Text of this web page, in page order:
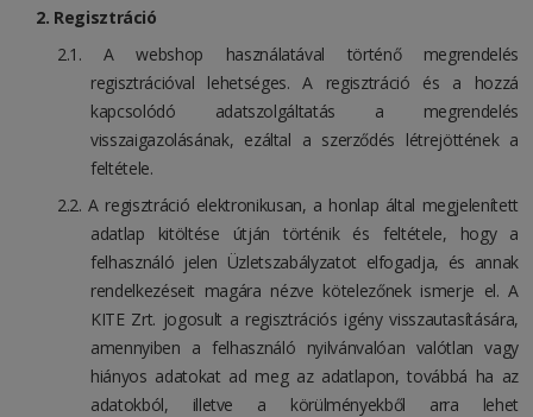
Regisztráció
A webshop használatával történő megrendelés
regisztrációval lehetséges. A regisztráció és a hozzá
kapcsolódó adatszolgáltatás a megrendelés
visszaigazolásának, ezáltal a szerződés létrejöttének a
feltétele.
A regisztráció elektronikusan, a honlap által megjelenített
adatlap kitöltése útján történik és feltétele, hogy a
felhasználó jelen Üzletszabályzatot elfogadja, és annak
rendelkezéseit magára nézve kötelezőnek ismerje el. A
KITE Zrt. jogosult a regisztrációs igény visszautasítására,
amennyiben a felhasználó nyilvánvalóan valótlan vagy
hiányos adatokat ad meg az adatlapon, továbbá ha az
adatokból, illetve a körülményekből arra lehet